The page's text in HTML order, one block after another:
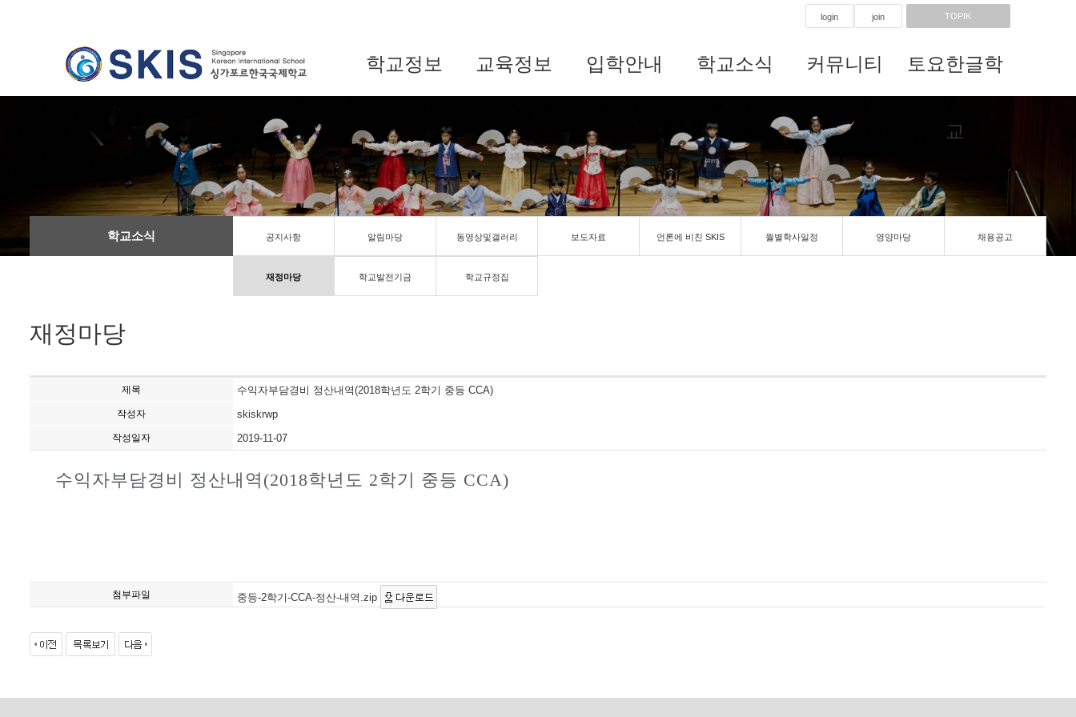
login join TOPIK
학교정보 교육정보 입학안내 학교소식 커뮤니티 토요한글학
교
학교소식 공지사항 알림마당 동영상및갤러리 보도자료 언론에 비친 SKIS 월별학사일정 영양마당 채용공고
재정마당 학교발전기금 학교규정집
재정마당
제목 수익자부담경비 정산내역(2018학년도 2학기 중등 CCA)
작성자 skiskrwp
작성일자 2019-11-07
수익자부담경비 정산내역(2018학년도 2학기 중등 CCA)
첨부파일 중등-2학기-CCA-정산-내역.zip